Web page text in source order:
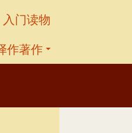
入门读物
作著作